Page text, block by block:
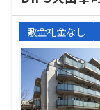
敷金礼金なし